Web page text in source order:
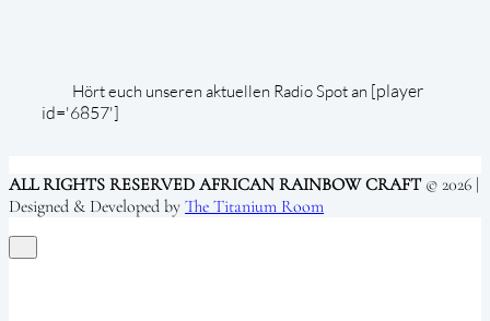
Hört euch unseren aktuellen Radio Spot an [player
id='6857']
ALL RIGHTS RESERVED AFRICAN RAINBOW CRAFT© 2026 |
Designed & Developed by The Titanium Room